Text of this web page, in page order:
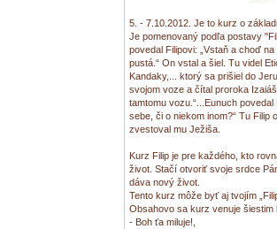
5. - 7.10.2012. Je to kurz o
Je pomenovaný podľa postavy
povedal Filipovi: „Vstaň a choď
pustá.“ On vstal a šiel. Tu videl
Kandaky,... ktorý sa prišiel do
svojom voze a čítal proroka
tamtomu vozu.“...Eunuch
sebe, či o niekom inom?“ Tu
zvestoval mu Ježiša.
Kurz Filip je pre každého, kto
život. Stačí otvoriť svoje srdce
dáva nový život.
Tento kurz môže byť aj tvojím
Obsahovo sa kurz venuje šiestim
- Boh ťa miluje!,